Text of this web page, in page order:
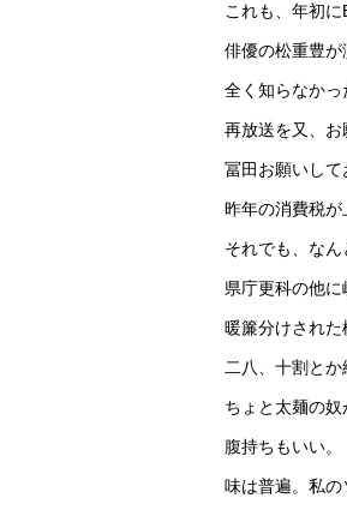
これも、年初
俳優の松重豊が
全く知らなかっ
再放送を又、お
冨田お願いして
昨年の消費税が
それでも、なん
県庁更科の他
暖簾分けされた
二八、十割とか
ちょと太麺の奴
腹持ちもいい。
味は普遍。私の